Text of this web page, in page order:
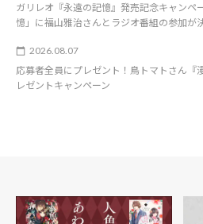
ガリレオ『永遠の記憶』発売記念キャンペ
憶」に福山雅治さんとラジオ番組の参加が
2026.08.07
応募者全員にプレゼント！鳥トマトさん『
レゼントキャンペーン